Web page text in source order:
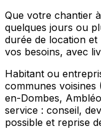
Que votre chantier
quelques jours ou
durée de location
vos besoins, avec
Habitant ou
communes
en-Dombes,
service : conseil,
possible et reprise